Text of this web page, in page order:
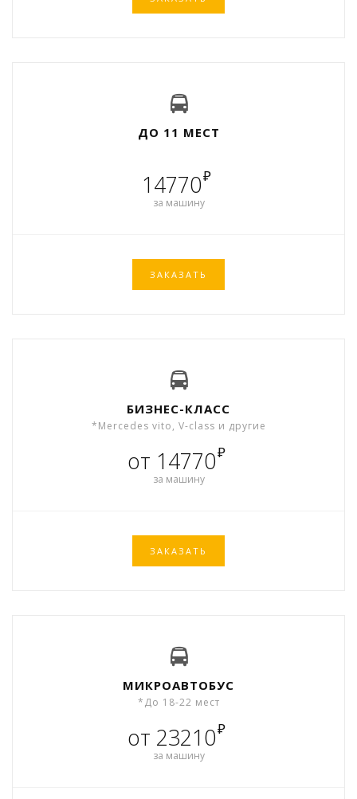
ДО 11 МЕСТ
14770₽
за машину
ЗАКАЗАТЬ
БИЗНЕС-КЛАСС
*Mercedes vito, V-class и другие
от 14770₽
за машину
ЗАКАЗАТЬ
МИКРОАВТОБУС
*До 18-22 мест
от 23210₽
за машину